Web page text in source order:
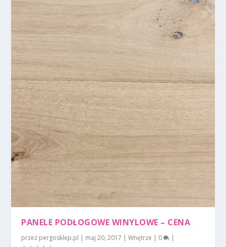
PANELE PODŁOGOWE WINYLOWE – CENA
przez pergosklep.pl | maj 20, 2017 |Wnętrze | 0 |